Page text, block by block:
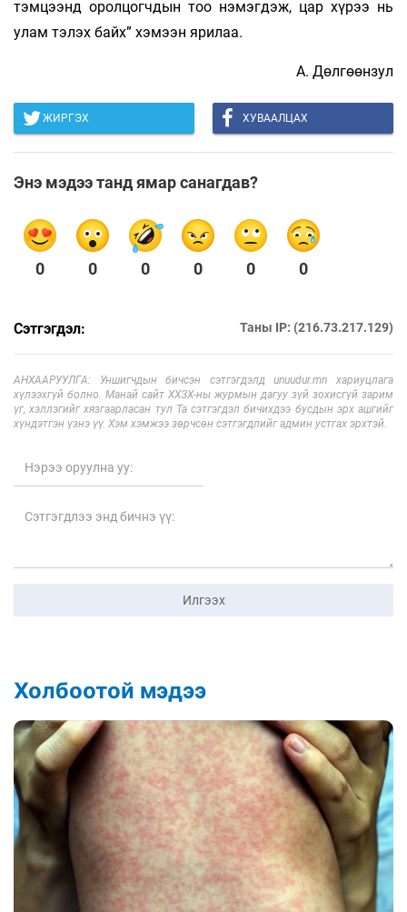
тэмцээнд орол­цогч­дын тоо нэмэгдэж, цар хүрээ нь
улам тэлэх байх” хэ­мээн ярилаа.
А. Дөлгөөнзул
ЖИРГЭХ ХУВААЛЦАХ
Энэ мэдээ танд ямар санагдав?
0 0 0 0 0 0
Сэтгэгдэл: Таны IP: (216.73.217.129)
АНХААРУУЛГА: Уншигчдын бичсэн сэтгэгдэлд unuudur.mn хариуцлага
хүлээхгүй болно. Манай сайт ХХЗХ-ны журмын дагуу зүй зохисгүй зарим
үг, хэллэгийг хязгаарласан тул Та сэтгэгдэл бичихдээ бусдын эрх ашгийг
хүндэтгэн үзнэ үү. Хэм хэмжээ зөрчсөн сэтгэгдлийг админ устгах эрхтэй.
Илгээх
Холбоотой мэдээ